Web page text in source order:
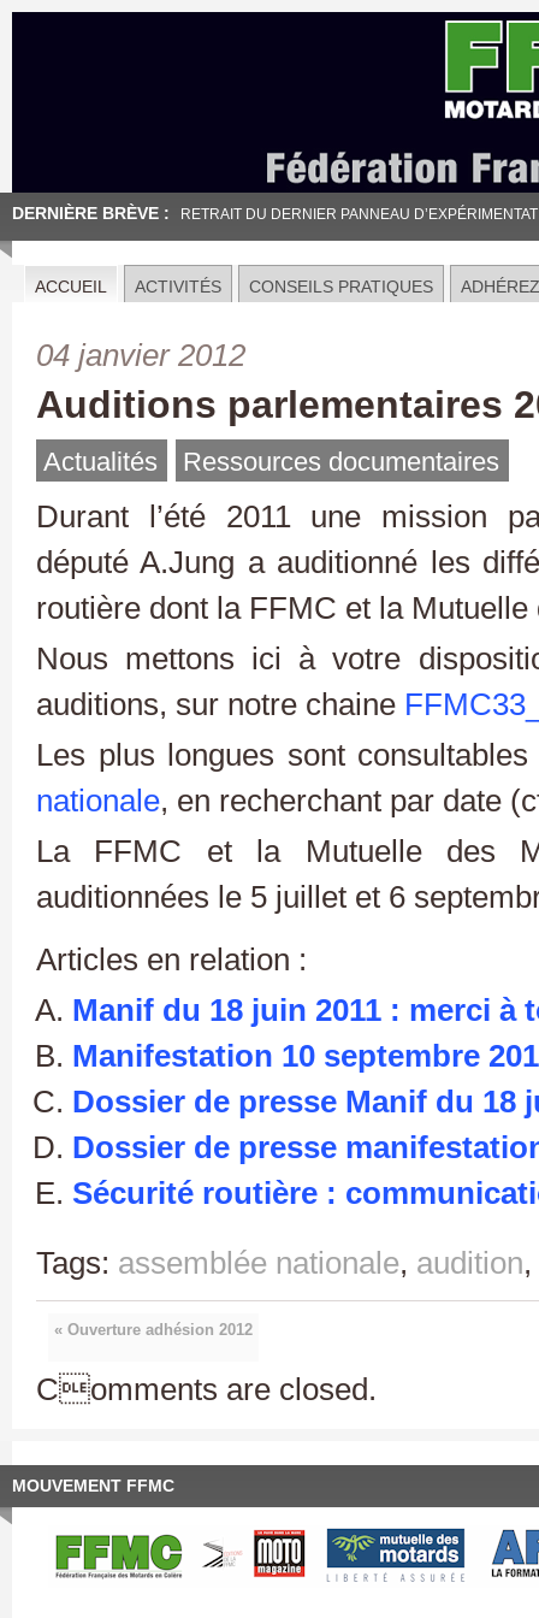
DERNIÈRE BRÈVE : RETRAIT DU DERNIER PANNEAU
ACCUEIL ACTIVITÉS CONSEILS PRATIQUES ADHÉREZ
04 janvier 2012
Auditions parlementaires
Actualités Ressources documentaires
Durant l’été 2011 une mission
député A.Jung a auditionné les
routière dont la FFMC et la Mutuelle
Nous mettons ici à votre
auditions, sur notre chaine
Les plus longues sont
nationale, en recherchant par date
La FFMC et la Mutuelle des
auditionnées le 5 juillet et 6
Articles en relation :
Manif du 18 juin 2011 : merci à
Manifestation 10 septembre
Dossier de presse Manif du 18
Dossier de presse
Sécurité routière :
Tags: assemblée nationale, audition,
« Ouverture adhésion 2012
Comments are closed.
MOUVEMENT FFMC